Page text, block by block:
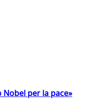
Nobel per la pace»